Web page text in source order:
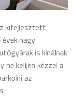
kifejlesztett
nagy
is kínálnak
kelljen kézzel a
az